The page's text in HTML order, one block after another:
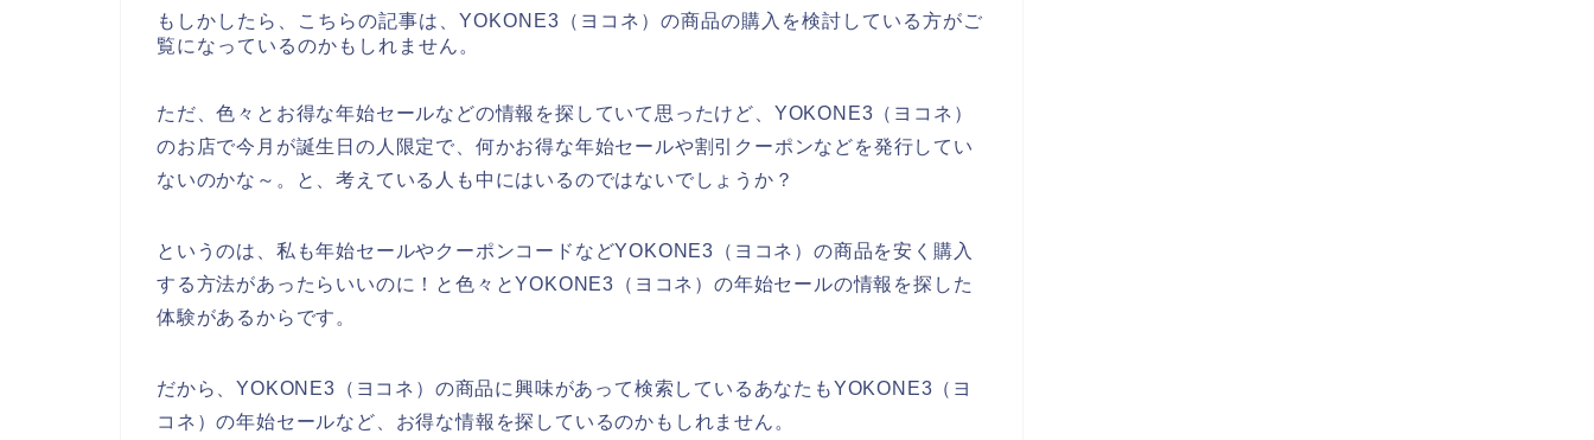
もしかしたら、こちらの記事は、YOKONE3（ヨコネ）の商品の購入を検討している方がご
覧になっているのかもしれません。
ただ、色々とお得な年始セールなどの情報を探していて思ったけど、YOKONE3（ヨコネ）
のお店で今月が誕生日の人限定で、何かお得な年始セールや割引クーポンなどを発行してい
ないのかな～。と、考えている人も中にはいるのではないでしょうか？
というのは、私も年始セールやクーポンコードなどYOKONE3（ヨコネ）の商品を安く購入
する方法があったらいいのに！と色々とYOKONE3（ヨコネ）の年始セールの情報を探した
体験があるからです。
だから、YOKONE3（ヨコネ）の商品に興味があって検索しているあなたもYOKONE3（ヨ
コネ）の年始セールなど、お得な情報を探しているのかもしれません。